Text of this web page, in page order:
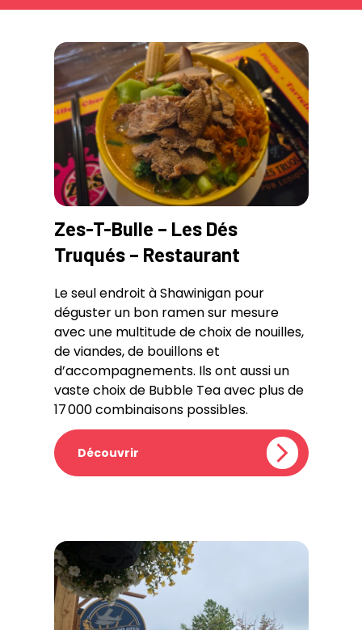
Zes-T-Bulle – Les Dés
Truqués – Restaurant
Le seul endroit à Shawinigan pour
déguster un bon ramen sur mesure
avec une multitude de choix de nouilles,
de viandes, de bouillons et
d’accompagnements. Ils ont aussi un
vaste choix de Bubble Tea avec plus de
17 000 combinaisons possibles.
Découvrir